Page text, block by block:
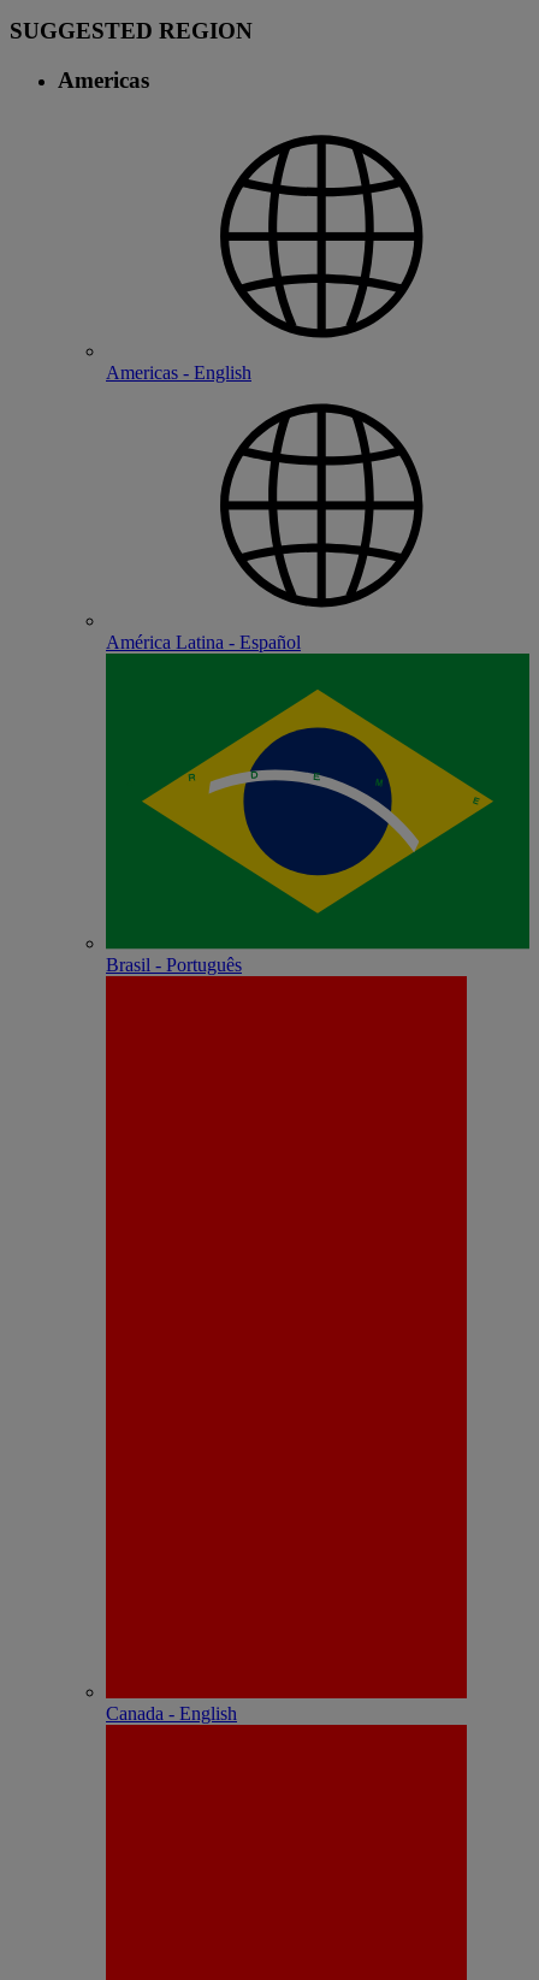
SUGGESTED REGION
Americas
Americas - English
América Latina - Español
Brasil - Português
Canada - English